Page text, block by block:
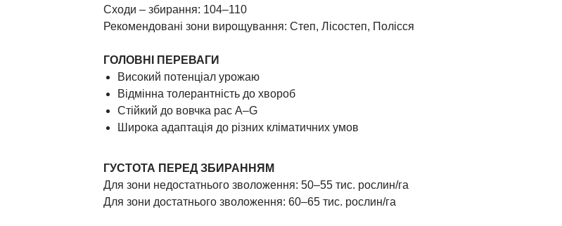
Сходи – збирання: 104–110
Рекомендовані зони вирощування: Степ, Лісостеп, Полісся
ГОЛОВНІ ПЕРЕВАГИ
Високий потенціал урожаю
Відмінна толерантність до хвороб
Стійкий до вовчка рас А–G
Широка адаптація до різних кліматичних умов
ГУСТОТА ПЕРЕД ЗБИРАННЯМ
Для зони недостатнього зволоження: 50–55 тис. рослин/га
Для зони достатнього зволоження: 60–65 тис. рослин/га